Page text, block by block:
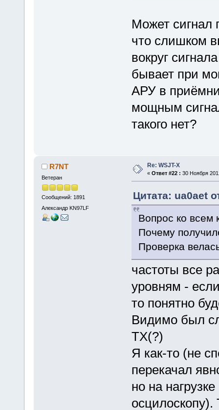
Может сигнал
что слишком
вокруг
бывает при
АРУ в
мощным
такого нет?
R7NT
Ветеран
Сообщений: 1891
Александр KN97LF
Re: WSJT-X
« Ответ #22 : 30 Ноября
Цитата: ua0aet
Вопрос ко всем
Почему
Проверка
частоты все
уровням -
то понятно
Видимо был
TX(?)
Я как-то (не
перекачал
но на
осцилоскопу).